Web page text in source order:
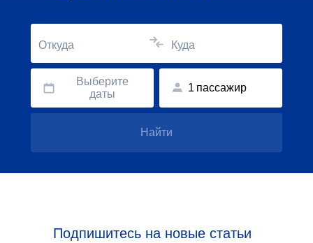
Откуда Куда
Выберите
даты
1 пассажир
Найти
Подпишитесь на новые статьи